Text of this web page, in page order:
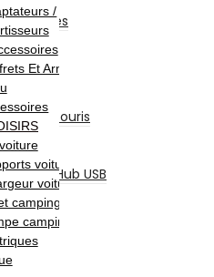
A Dos
et Souris
& Hub USB
Ecran
Gaming
/
Et Armoires
voiture
voiture
camping
camping